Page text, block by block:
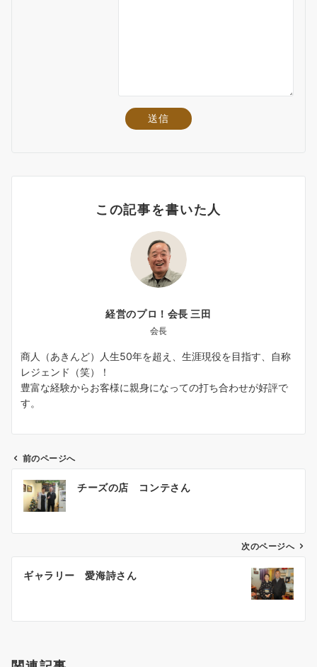
この記事を書いた人
経営のプロ！会長 三田
会長
商人（あきんど）人生50年を超え、生涯現役を目指す、自称
レジェンド（笑）！
豊富な経験からお客様に親身になっての打ち合わせが好評で
す。
ビ
ン
前のページへ
チーズの店 コンテさん
次のページへ
ギャラリー 愛海詩さん